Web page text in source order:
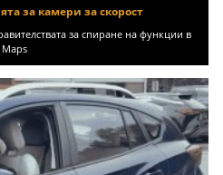
за камери за скорост
за спиране на функции в